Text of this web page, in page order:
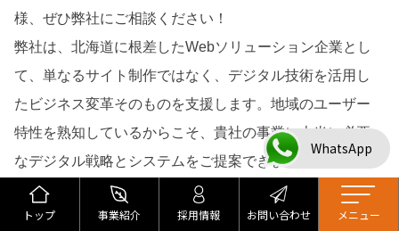
トップ 事業紹介 採用情報 お問い合わせ メニュー
様、ぜひ弊社にご相談ください！
弊社は、北海道に根差したWebソリューション企業とし
て、単なるサイト制作ではなく、デジタル技術を活用し
たビジネス変革そのものを支援します。地域のユーザー
特性を熟知しているからこそ、貴社の事業に本当に必要
なデジタル戦略とシステムをご提案できます。
私たちは伴走者として、あなたの会社のDX推進を力強く
サポートし、Webを事業成長のエンジンに変えます。
WhatsApp